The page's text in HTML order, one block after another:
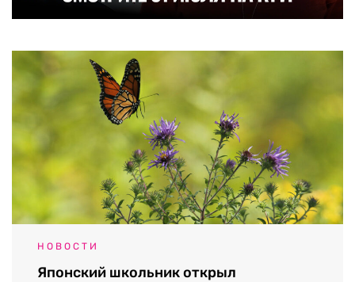
НОВОСТИ
Японский школьник открыл